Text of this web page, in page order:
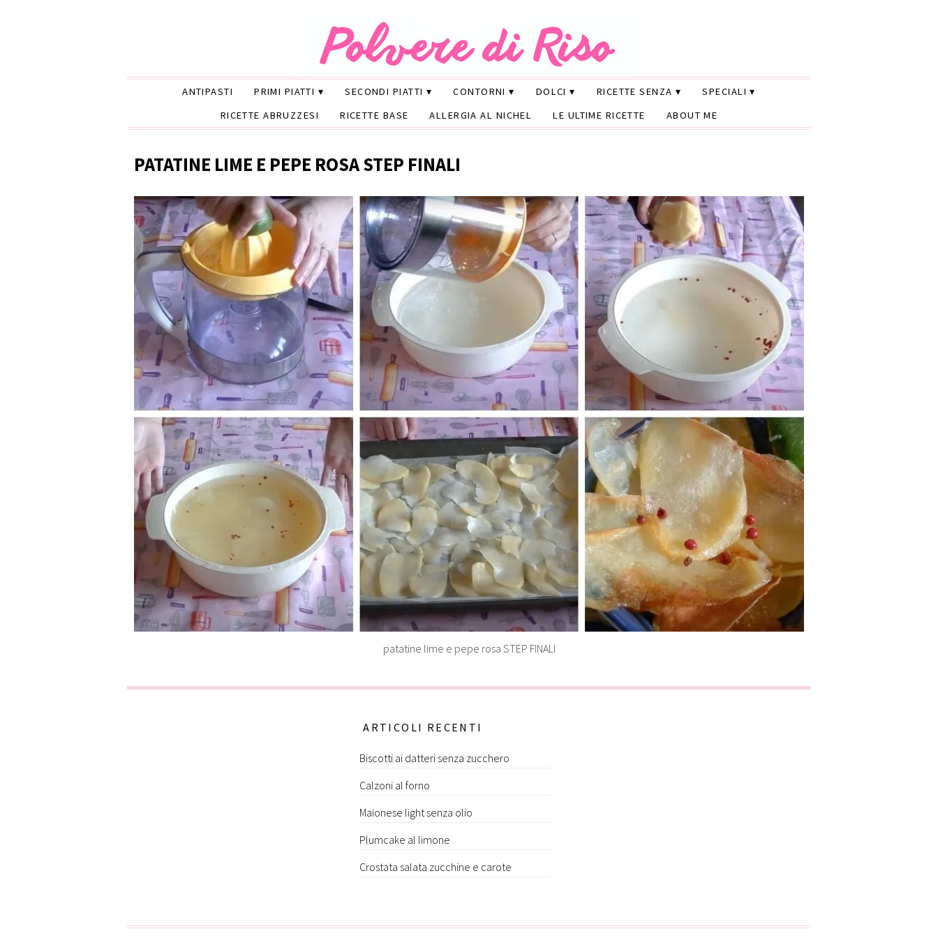
ANTIPASTI PRIMI PIATTI SECONDI PIATTI CONTORNI DOLCI RICETTE SENZA
SPECIALI
RICETTE ABRUZZESI
RICETTE BASE ALLERGIA AL NICHEL LE ULTIME RICETTE ABOUT ME
PATATINE LIME E PEPE ROSA STEP FINALI
patatine lime e pepe rosa STEP FINALI
ARTICOLI RECENTI
Biscotti ai datteri senza zucchero
Calzoni al forno
Maionese light senza olio
Plumcake al limone
Crostata salata zucchine e carote